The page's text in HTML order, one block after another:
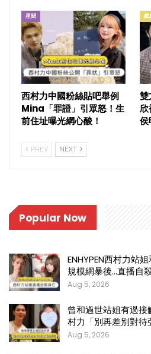
星聞
西村力中國粉絲貼吧舉例
Mina「罪證」引眾怒！生
前住址曝光網心酸！
戲
雙
欣
侯
PREV NEXT
Popular Now
ENHYPEN西村力站
規模網暴後…直播自
Aug 5, 2026
曾和過世站姐有過
村力「別再差別對待
Aug 5, 2026